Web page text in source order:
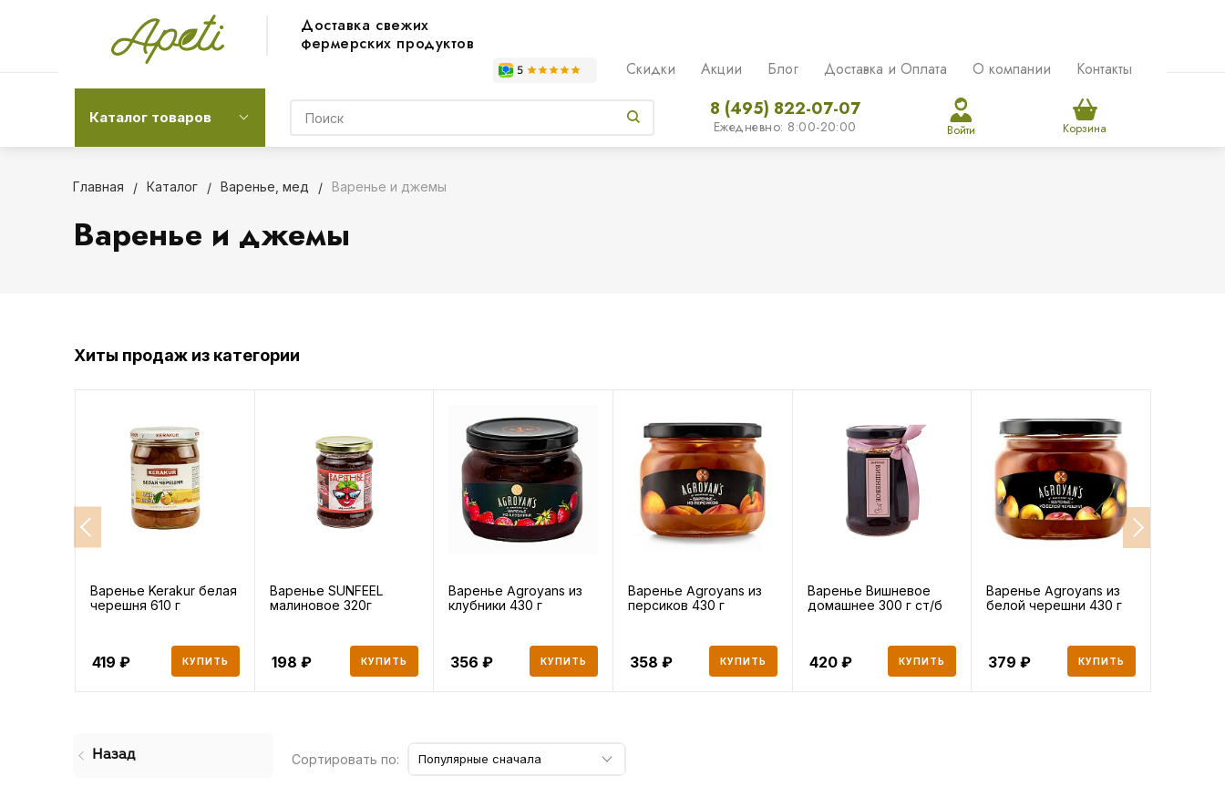
Доставка свежих
фермерских продуктов
Скидки Акции Блог Доставка и Оплата О компании Контакты
Каталог товаров 8 (495) 822-07-07
Ежедневно: 8:00-20:00 Войти Корзина
Главная Каталог Варенье, мед Варенье и джемы
Варенье и джемы
Хиты продаж из категории
Варенье Kerakur белая
черешня 610 г
419 КУПИТЬ
Варенье SUNFEEL
малиновое 320г
198 КУПИТЬ
Варенье Agroyans из
клубники 430 г
356 КУПИТЬ
Варенье Agroyans из
персиков 430 г
358 КУПИТЬ
Варенье Вишневое
домашнее 300 г ст/б
420 КУПИТЬ
Варенье Agroyans из
белой черешни 430 г
379 КУПИТЬ
Назад Сортировать по: Популярные сначала